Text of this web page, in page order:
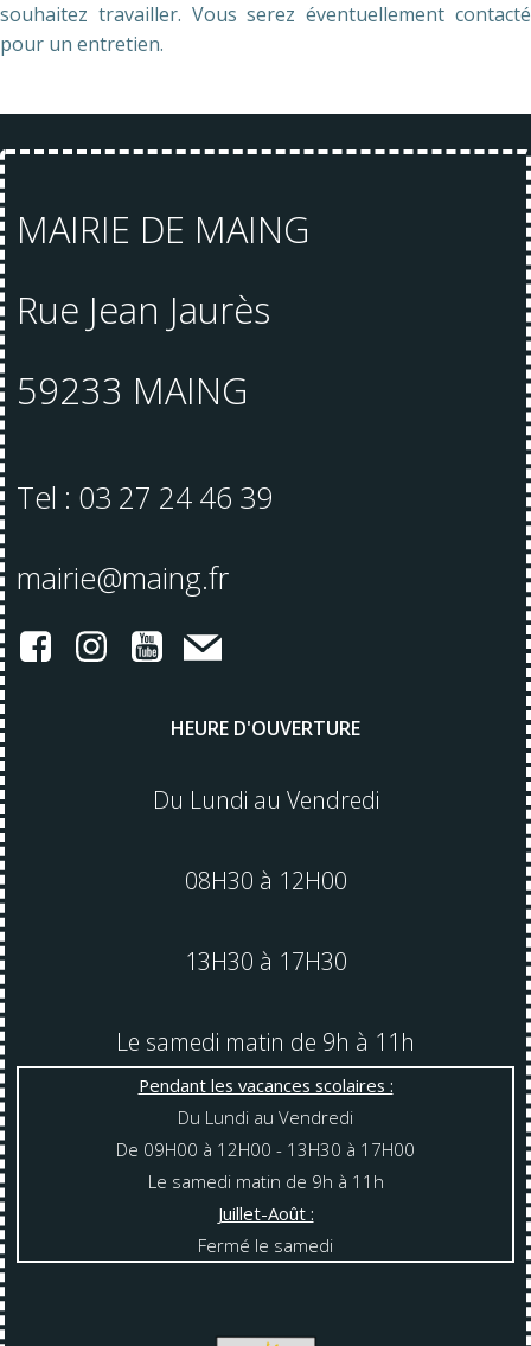
souhaitez travailler. Vous serez éventuellement contacté
pour un entretien.
MAIRIE DE MAING
Rue Jean Jaurès
59233 MAING
Tel : 03 27 24 46 39
mairie@maing.fr
HEURE D'OUVERTURE
Du Lundi au Vendredi
08H30 à 12H00
13H30 à 17H30
Le samedi matin de 9h à 11h
Pendant les vacances scolaires :
Du Lundi au Vendredi
De 09H00 à 12H00 - 13H30 à 17H00
Le samedi matin de 9h à 11h
Juillet-Août :
Fermé le samedi